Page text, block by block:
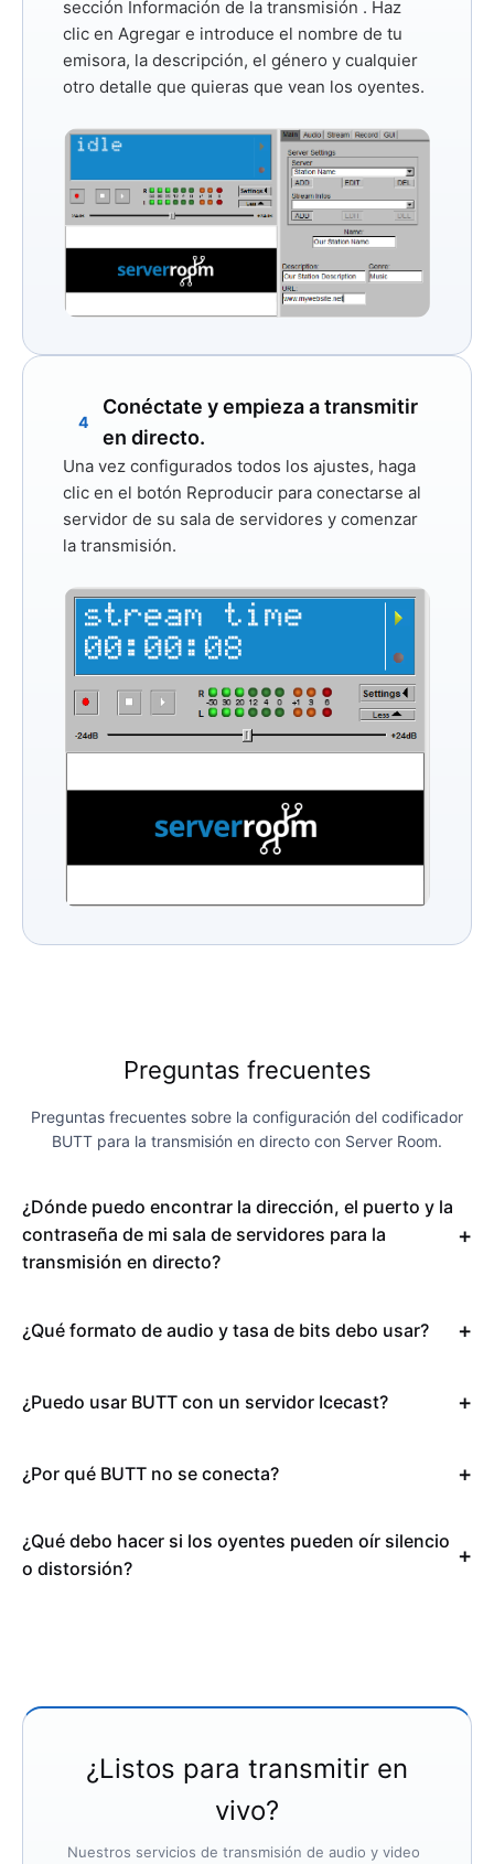
sección Información de la transmisión . Haz
clic en Agregar e introduce el nombre de tu
emisora, la descripción, el género y cualquier
otro detalle que quieras que vean los oyentes.
4
Conéctate y empieza a transmitir
en directo.
Una vez configurados todos los ajustes, haga
clic en el botón Reproducir para conectarse al
servidor de su sala de servidores y comenzar
la transmisión.
Preguntas frecuentes
Preguntas frecuentes sobre la configuración del codificador
BUTT para la transmisión en directo con Server Room.
¿Dónde puedo encontrar la dirección, el puerto y la
contraseña de mi sala de servidores para la
transmisión en directo?
¿Qué formato de audio y tasa de bits debo usar?
¿Puedo usar BUTT con un servidor Icecast?
¿Por qué BUTT no se conecta?
¿Qué debo hacer si los oyentes pueden oír silencio
o distorsión?
¿Listos para transmitir en
vivo?
Nuestros servicios de transmisión de audio y video